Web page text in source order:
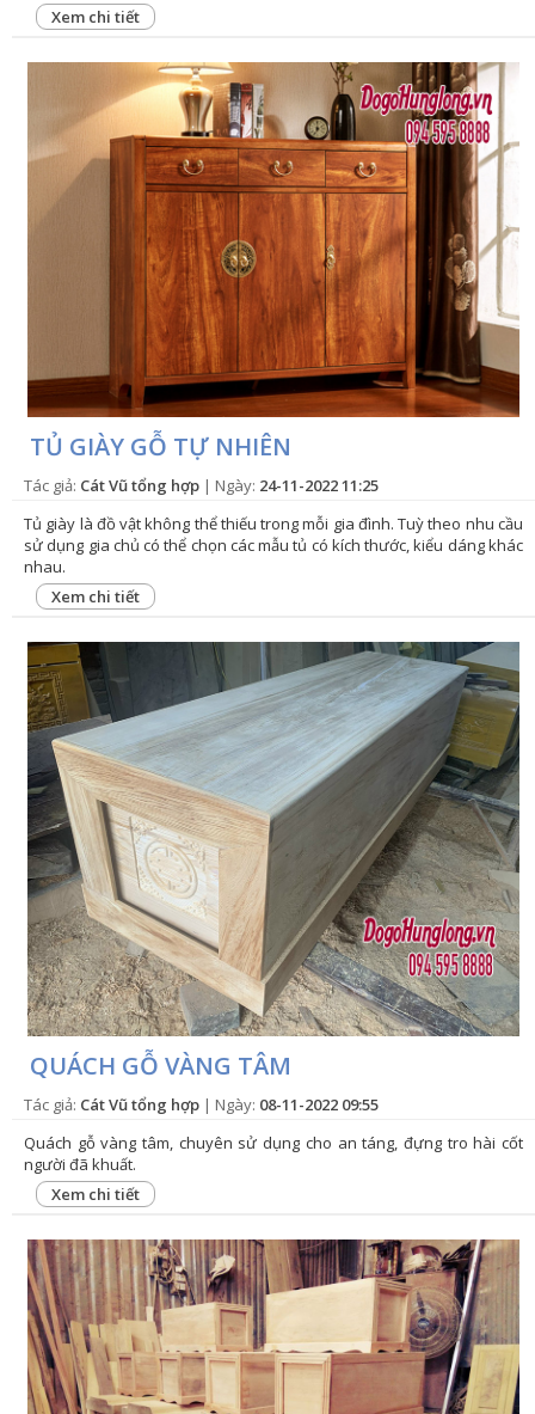
Xem chi tiết
TỦ GIÀY GỖ TỰ NHIÊN
Tác giả: Cát Vũ tổng hợp | Ngày: 24-11-2022 11:25
Tủ giày là đồ vật không thể thiếu trong mỗi gia đình. Tuỳ theo nhu cầu
sử dụng gia chủ có thể chọn các mẫu tủ có kích thước, kiểu dáng khác
nhau.
Xem chi tiết
QUÁCH GỖ VÀNG TÂM
Tác giả: Cát Vũ tổng hợp | Ngày: 08-11-2022 09:55
Quách gỗ vàng tâm, chuyên sử dụng cho an táng, đựng tro hài cốt
người đã khuất.
Xem chi tiết